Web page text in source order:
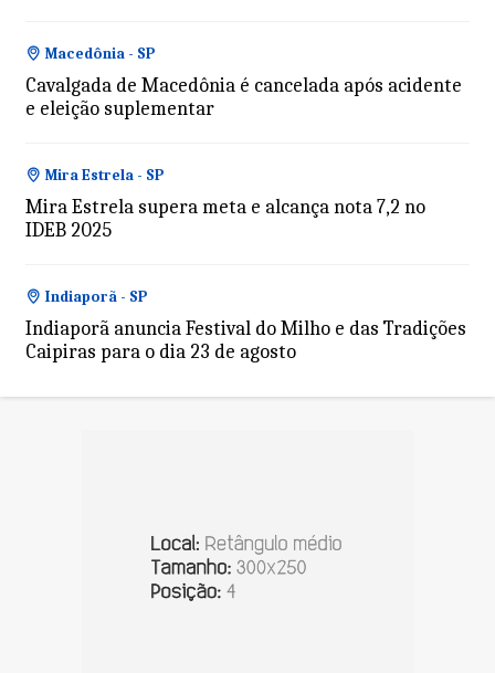
Macedônia - SP
Cavalgada de Macedônia é cancelada após acidente
e eleição suplementar
Mira Estrela - SP
Mira Estrela supera meta e alcança nota 7,2 no
IDEB 2025
Indiaporã - SP
Indiaporã anuncia Festival do Milho e das Tradições
Caipiras para o dia 23 de agosto